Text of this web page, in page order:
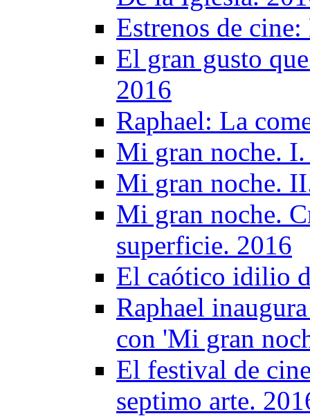
Estrenos de
El gran gusto
2016
Raphael: La
Mi gran noche.
Mi gran noche.
Mi gran noche.
superficie. 2016
El caótico idilio
Raphael
con 'Mi gran
El festival de
septimo arte.